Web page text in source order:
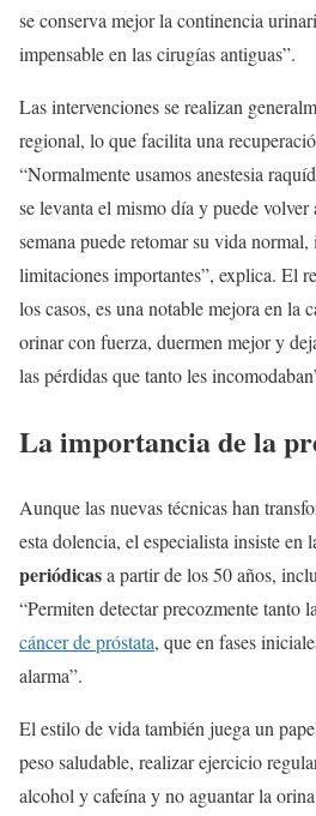
se conserva mejor la continencia
impensable en las cirugías antiguas”.
Las intervenciones se realizan
regional, lo que facilita una
“Normalmente usamos anestesia
se levanta el mismo día y puede volver
semana puede retomar su vida
limitaciones importantes”, explica. El
los casos, es una notable mejora en la
orinar con fuerza, duermen mejor y
las pérdidas que tanto les
La importancia de la
Aunque las nuevas técnicas han
esta dolencia, el especialista insiste en
periódicasa partir de los 50 años,
“Permiten detectar precozmente tanto
cáncer de próstata, que en fases
alarma”.
El estilo de vida también juega un
peso saludable, realizar ejercicio
alcohol y cafeína y no aguantar la